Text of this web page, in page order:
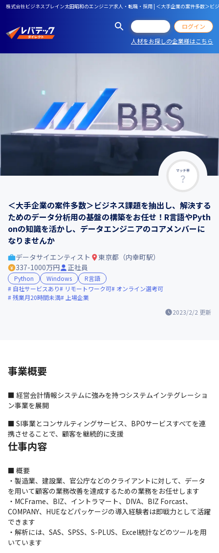
株式会社ビジネスブレイン太田昭和のエンジニア求人・転職・採用 | ＜大手企業の案件多数＞
ログイン
人材をお探しの企業様はこちら
マッチ率
＜大手企業の案件多数＞ビジネス課題を抽出し、解決する
ためのデータ分析用の基盤の構築をお任せ！R言語やPyth
onの知識を活かし、データエンジニアのコアメンバーに
なりませんか
2023/2/2 更新
データサイエンティスト
東京都（内幸町駅）
337-1000万円
正社員
Python Windows
R言語
自社サービスあり
リモートワーク可
オンライン選考可
残業月20時間未満
上場企業
事業概要
■ 経営会計情報システムに強みを持つシステムインテグレーショ
ン事業を展開
■ SI事業とコンサルティングサービス、BPOサービスすべてを連
携させることで、顧客を継続的に支援
仕事内容
■ 概要
・製造業、建設業、官公庁などのクライアントに対して、データ
を用いて顧客の業務改善を達成するための業務をお任せします
・MCFrame、BIZ、イントラマート、DIVA、BIZ Forcast、
COMPANY、HUEなどパッケージの導入経験者は即戦力として活躍
できます
・解析には、SAS、SPSS、S-PLUS、Excel統計などのツールを用
いています